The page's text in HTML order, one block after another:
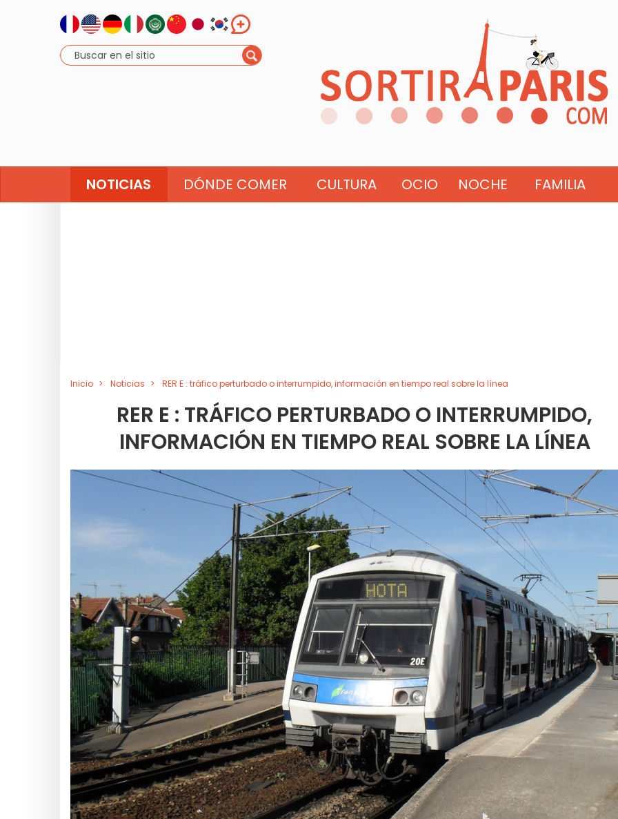
NOTICIAS DÓNDE COMER CULTURA OCIO NOCHE FAMILIA
Inicio Noticias RER E : tráfico perturbado o interrumpido, información en tiempo real sobre la línea
RER E : TRÁFICO PERTURBADO O INTERRUMPIDO,
INFORMACIÓN EN TIEMPO REAL SOBRE LA LÍNEA